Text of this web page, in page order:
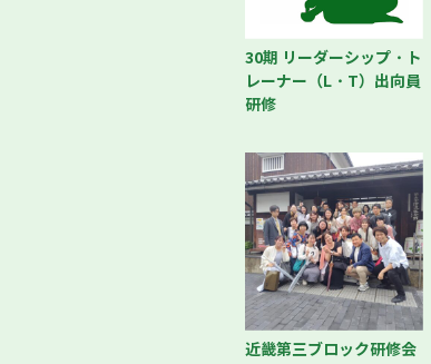
30期 リーダーシップ・ト
レーナー（L・T）出向員
研修
近畿第三ブロック研修会